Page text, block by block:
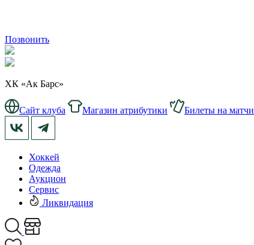
Позвонить
ХК «Ак Барс»
Сайт клуба Магазин атрибутики Билеты на матчи
Хоккей
Одежда
Аукцион
Сервис
Ликвидация